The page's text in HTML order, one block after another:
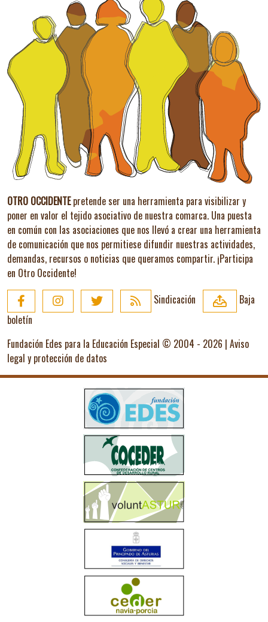
OTRO OCCIDENTEpretende ser una herramienta para visibilizar y
poner en valor el tejido asociativo de nuestra comarca. Una puesta
en común con las asociaciones que nos llevó a crear una herramienta
de comunicación que nos permitiese difundir nuestras actividades,
demandas, recursos o noticias que queramos compartir. ¡Participa
en Otro Occidente!
Sindicación
Baja
boletín
Fundación Edes para la Educación Especial © 2004 - 2026 | Aviso
legal y protección de datos